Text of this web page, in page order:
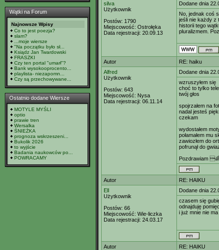
Wątki na Forum
Najnowsze Wpisy
Co to jest poezja?
slam?
...moje wiersze
"Na początku było sł...
Ksiądz Jan Twardowski
FRASZKI
Czy ten portal "umarł"?
Bank wysokooprocento...
playlista- niezapomn...
Czy są przechowywane...
Ostatnio dodane Wiersze
MOTYLE MYŚLI
optio
prawie tren
Wersalka
ŚNIEŻKA
prognoza wskrzeszeni...
Bukolik 2026
to wyjście
Badania naukowców po...
POWRACAMY
silva
Użytkownik
Postów: 1790
Miejscowość: Ostrołęka
Data rejestracji: 20.09.13
Dodane dnia
No, jednak coś
jeśli nie każdy z
historii tego
pluralizmem.
Autor
RE: haiku
Alfred
Użytkownik
Postów: 643
Miejscowość: Nysa
Data rejestracji: 06.11.14
Dodane dnia
wzruszyłem się
choć to tylko
twój głos
spojrzałem na
nadal jesteś
czekam
wydostałem
połamałem mu
zawiozłem do
pofrunął do
Pozdrawiam
Autor
RE: HAIKU
Ell
Użytkownik
Postów: 66
Miejscowość: Wie-liczka
Data rejestracji: 24.03.17
Dodane dnia
czasem się
odnajduję
i już mnie nie ma
Autor
RE: HAIKU